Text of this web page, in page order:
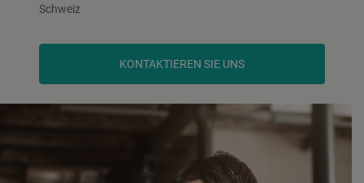
Schweiz
KONTAKTIEREN SIE UNS